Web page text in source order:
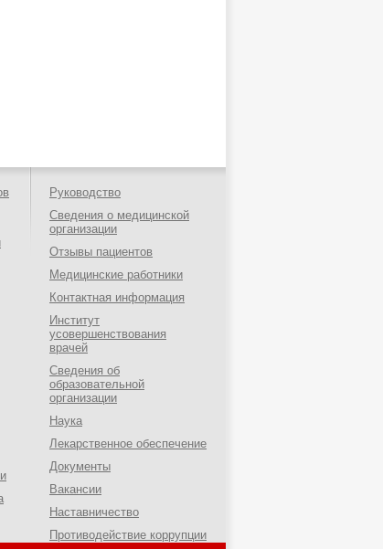
Руководство
Сведения о медицинской
организации
Отзывы пациентов
Медицинские работники
Контактная информация
Институт
усовершенствования
врачей
Сведения об
образовательной
организации
Наука
Лекарственное обеспечение
Документы
Вакансии
Наставничество
Противодействие коррупции